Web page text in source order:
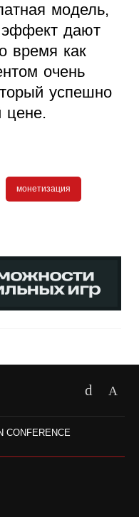
модель,
эффект дают
время как
очень
успешно
цене.
монетизация
CONFERENCE